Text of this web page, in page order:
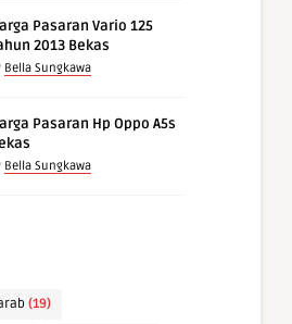
Pasaran Vario 125
2013 Bekas
Bella Sungkawa
Pasaran Hp Oppo A5s
Bella Sungkawa
(19)